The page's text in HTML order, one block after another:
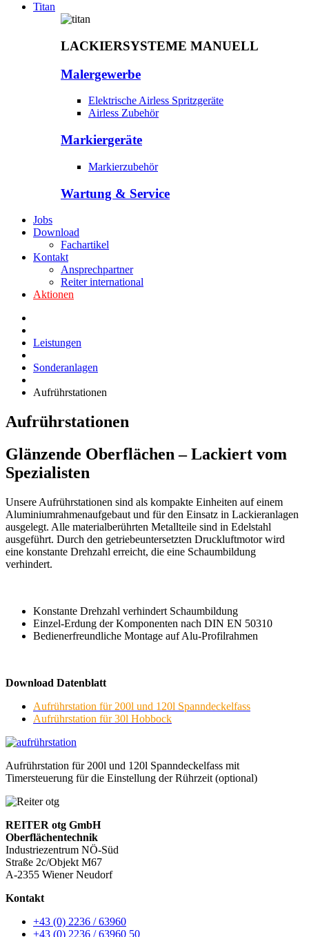
Titan
LACKIERSYSTEME MANUELL
Malergewerbe
Elektrische Airless Spritzgeräte
Airless Zubehör
Markiergeräte
Markierzubehör
Wartung & Service
Jobs
Download
Fachartikel
Kontakt
Ansprechpartner
Reiter international
Aktionen
Leistungen
Sonderanlagen
Aufrührstationen
Aufrührstationen
Glänzende Oberflächen – Lackiert vom
Spezialisten
Unsere Aufrührstationen sind als kompakte Einheiten auf einem
Aluminiumrahmenaufgebaut und für den Einsatz in Lackieranlagen
ausgelegt. Alle materialberührten Metallteile sind in Edelstahl
ausgeführt. Durch den getriebeuntersetzten Druckluftmotor wird
eine konstante Drehzahl erreicht, die eine Schaumbildung
verhindert.
Konstante Drehzahl verhindert Schaumbildung
Einzel-Erdung der Komponenten nach DIN EN 50310
Bedienerfreundliche Montage auf Alu-Profilrahmen
Download Datenblatt
Aufrührstation für 200l und 120l Spanndeckelfass
Aufrührstation für 30l Hobbock
Aufrührstation für 200l und 120l Spanndeckelfass mit
Timersteuerung für die Einstellung der Rührzeit (optional)
REITER otg GmbH
Oberflächentechnik
Industriezentrum NÖ-Süd
Straße 2c/Objekt M67
A-2355 Wiener Neudorf
Kontakt
+43 (0) 2236 / 63960
+43 (0) 2236 / 63960 50